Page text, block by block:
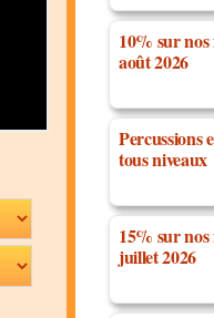
10% sur
août 2026
Percussions
tous niveaux
15% sur
juillet 2026